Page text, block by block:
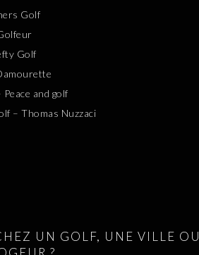
Golf
Golf
Peace and golf
– Thomas Nuzzaci
UN GOLF, UNE VILLE OU